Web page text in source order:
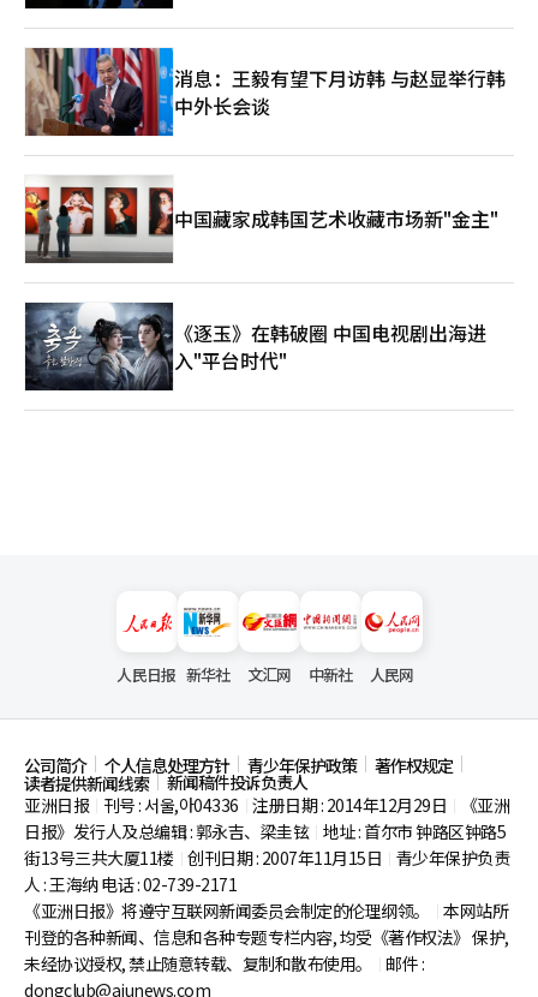
消息：王毅有望下月访韩 与赵显举行韩
中外长会谈
中国藏家成韩国艺术收藏市场新"金主"
《逐玉》在韩破圈 中国电视剧出海进
入"平台时代"
人民日报 新华社 文汇网 中新社 人民网
公司简介 个人信息处理方针 青少年保护政策 著作权规定
读者提供新闻线索
新闻稿件投诉负责人
亚洲日报
刊号 : 서울,아04336 注册日期 : 2014年12月29日
《亚洲
日报》发行人及总编辑 : 郭永吉、梁圭铉 地址 : 首尔市钟路区钟路5
街13号三共大厦11楼 创刊日期 : 2007年11月15日
青少年保护负责
人 : 王海纳 电话 : 02-739-2171
《亚洲日报》将遵守互联网新闻委员会制定的伦理纲领。
本网站所
刊登的各种新闻、信息和各种专题专栏内容, 均受《著作权法》 保护,
未经协议授权, 禁止随意转载、复制和散布使用。
邮件 :
dongclub@ajunews.com